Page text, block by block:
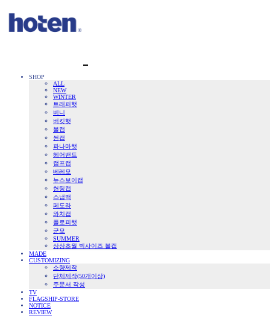
SHOP
ALL
NEW
WINTER
트래퍼햇
비니
버킷햇
볼캡
썬캡
파나마햇
헤어밴드
캠프캡
베레모
뉴스보이캡
헌팅캡
스냅백
페도라
와치캡
플로피햇
군모
SUMMER
상상초월 빅사이즈 볼캡
MADE
CUSTOMIZING
소량제작
단체제작(50개이상)
주문서 작성
TV
FLAGSHIP-STORE
NOTICE
REVIEW